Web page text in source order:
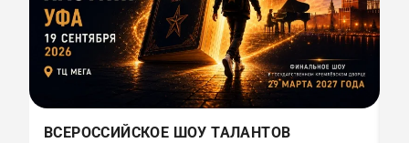
ВСЕРОССИЙСКОЕ ШОУ ТАЛАНТОВ